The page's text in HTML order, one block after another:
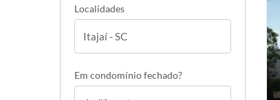
Localidades
Em condomínio fechado?